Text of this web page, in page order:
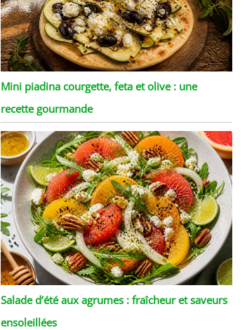
Mini piadina courgette, feta et olive : une
recette gourmande
Salade d’été aux agrumes : fraîcheur et saveurs
ensoleillées